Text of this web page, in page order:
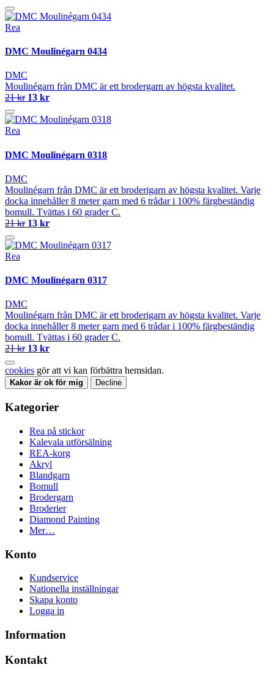
Rea
DMC Moulinégarn 0434
DMC
Moulinégarn från DMC är ett brodergarn av högsta kvalitet.
21 kr 13 kr
Rea
DMC Moulinégarn 0318
DMC
Moulinégarn från DMC är ett broderigarn av högsta kvalitet. Varje
docka innehåller 8 meter garn med 6 trådar i 100% färgbeständig
bomull. Tvättas i 60 grader C.
21 kr 13 kr
Rea
DMC Moulinégarn 0317
DMC
Moulinégarn från DMC är ett broderigarn av högsta kvalitet. Varje
docka innehåller 8 meter garn med 6 trådar i 100% färgbeständig
bomull. Tvättas i 60 grader C.
21 kr 13 kr
cookies gör att vi kan förbättra hemsidan.
Kakor är ok för mig Decline
Kategorier
Rea på stickor
Kalevala utförsälning
REA-korg
Akryl
Blandgarn
Bomull
Brodergarn
Broderier
Diamond Painting
Mer…
Konto
Kundservice
Nationella inställningar
Skapa konto
Logga in
Information
Kontakt